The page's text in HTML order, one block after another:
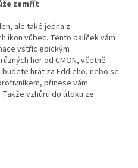
zemřít.
ale také jedna z
ikon vůbec. Tento balíček vám
vstříc epickým
her od CMON, včetně
budete hrát za Eddieho, nebo se
přinese vám
vzhůru do útoku ze